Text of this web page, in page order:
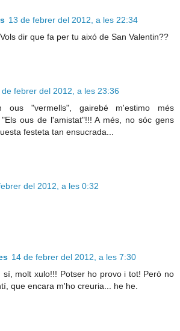
13 de febrer del 2012, a les 22:34
dir que fa per tu aixó de San Valentin??
de febrer del 2012, a les 23:36
ous "vermells", gairebé m'estimo més
ous de l'amistat"!!! A més, no sóc gens
festeta tan ensucrada...
del 2012, a les 0:32
14 de febrer del 2012, a les 7:30
sí, molt xulo!!! Potser ho provo i tot! Però no
que encara m'ho creuria... he he.